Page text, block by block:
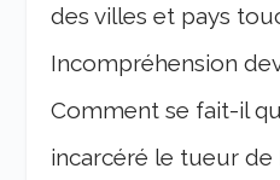
des villes et pays
Incompréhension
Comment se fait-il
incarcéré le tueur de